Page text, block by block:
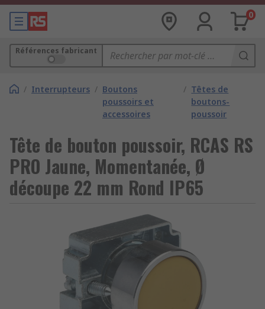
0
Références fabricant
/ Interrupteurs / Boutons
poussoirs et
accessoires
/ Têtes de
boutons-
poussoir
Tête de bouton poussoir, RCAS RS
PRO Jaune, Momentanée, Ø
découpe 22 mm Rond IP65